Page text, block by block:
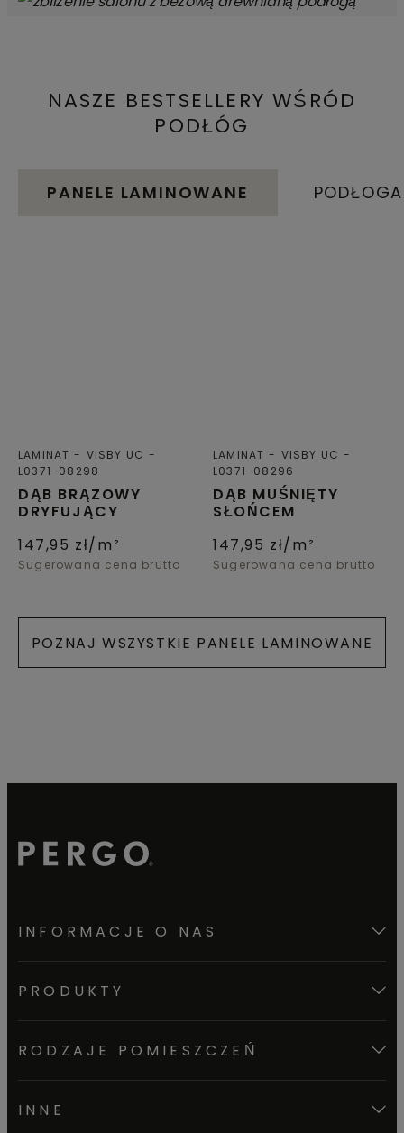
NASZE BESTSELLERY WŚRÓD
PODŁÓG
PANELE LAMINOWANE
DĄB BRĄZOWY
DRYFUJĄCY
LAMINAT
VISBY UC
L0371-08298
147,95 zł/m²
Sugerowana cena brutto
DĄB MUŚNIĘTY
SŁOŃCEM
LAMINAT
VISBY UC
L0371-08296
147,95 zł/m²
Sugerowana cena brutto
POZNAJ WSZYSTKIE PANELE LAMINOWANE
INFORMACJE O NAS
PRODUKTY
RODZAJE POMIESZCZEŃ
INNE